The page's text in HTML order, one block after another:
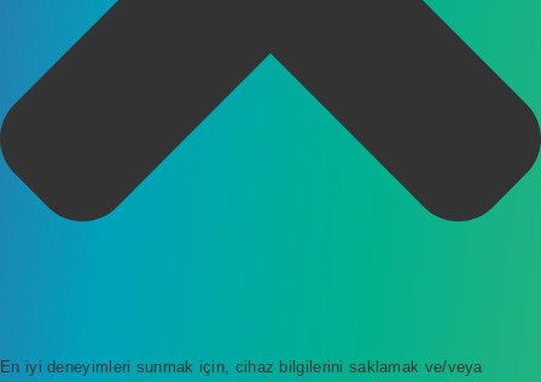
En iyi deneyimleri sunmak için, cihaz bilgilerini saklamak ve/veya